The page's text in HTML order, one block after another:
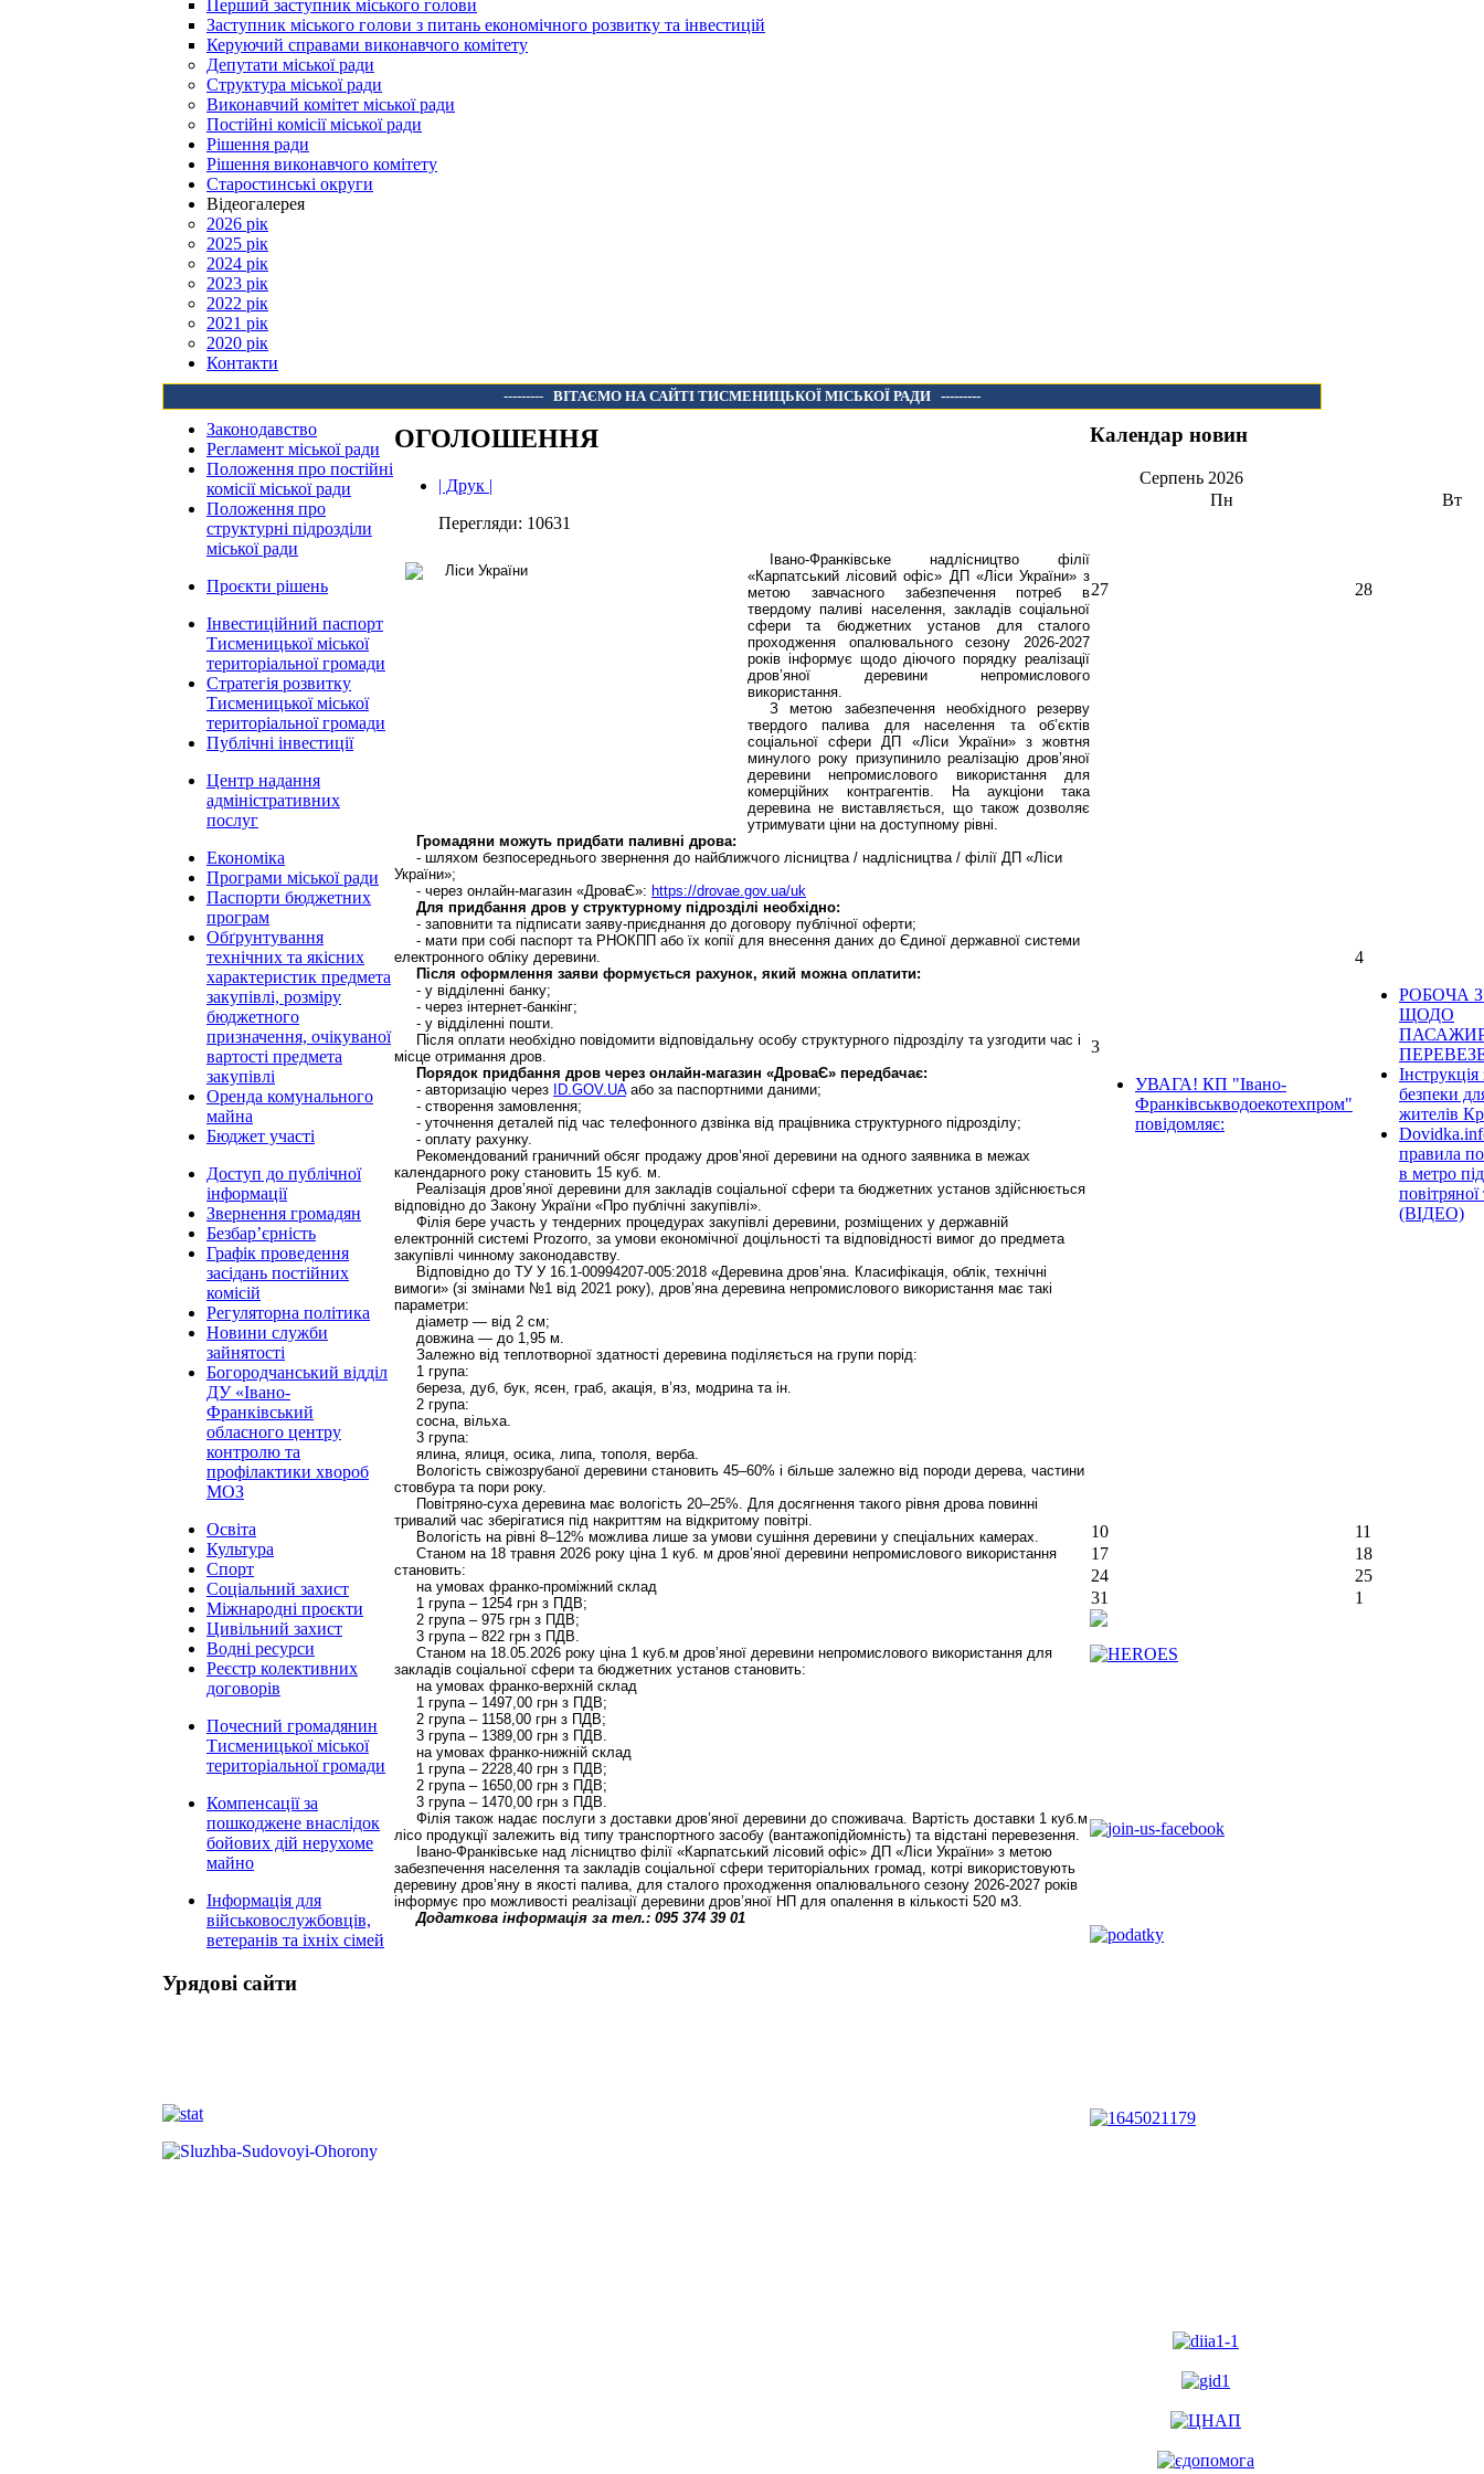
Перший заступник міського голови
Заступник міського голови з питань економічного розвитку та інвестицій
Керуючий справами виконавчого комітету
Депутати міської ради
Структура міської ради
Виконавчий комітет міської ради
Постійні комісії міської ради
Рішення ради
Рішення виконавчого комітету
Старостинські округи
Відеогалерея
2026 рік
2025 рік
2024 рік
2023 рік
2022 рік
2021 рік
2020 рік
Контакти
--------- ВІТАЄМО НА САЙТІ ТИСМЕНИЦЬКОЇ МІСЬКОЇ РАДИ ---------
Законодавство
Регламент міської ради
Положення про постійні
комісії міської ради
Положення про
структурні підрозділи
міської ради
Проєкти рішень
Інвестиційний паспорт
Тисменицької міської
територіальної громади
Стратегія розвитку
Тисменицької міської
територіальної громади
Публічні інвестиції
Центр надання
адміністративних
послуг
Економіка
Програми міської ради
Паспорти бюджетних
програм
Обґрунтування
технічних та якісних
характеристик предмета
закупівлі, розміру
бюджетного
призначення, очікуваної
вартості предмета
закупівлі
Оренда комунального
майна
Бюджет участі
Доступ до публічної
інформації
Звернення громадян
Безбар’єрність
Графік проведення
засідань постійних
комісій
Регуляторна політика
Новини служби
зайнятості
Богородчанський відділ
ДУ «Івано-
Франківський
обласного центру
контролю та
профілактики хвороб
МОЗ
Освіта
Культура
Спорт
Соціальний захист
Міжнародні проєкти
Цивільний захист
Водні ресурси
Реєстр колективних
договорів
Почесний громадянин
Тисменицької міської
територіальної громади
Компенсації за
пошкоджене внаслідок
бойових дій нерухоме
майно
Інформація для
військовослужбовців,
ветеранів та іхніх сімей
Урядові сайти
ОГОЛОШЕННЯ
| Друк |
Перегляди: 10631
Івано-Франківське надлісництво філії
«Карпатський лісовий офіс» ДП «Ліси України» з
метою завчасного забезпечення потреб в
твердому паливі населення, закладів соціальної
сфери та бюджетних установ для сталого
проходження опалювального сезону 2026-2027
років інформує щодо діючого порядку реалізації
дров’яної деревини непромислового
використання.
З метою забезпечення необхідного резерву
твердого палива для населення та об’єктів
соціальної сфери ДП «Ліси України» з жовтня
минулого року призупинило реалізацію дров’яної
деревини непромислового використання для
комерційних контрагентів. На аукціони така
деревина не виставляється, що також дозволяє
утримувати ціни на доступному рівні.
Громадяни можуть придбати паливні дрова:
- шляхом безпосереднього звернення до найближчого лісництва / надлісництва / філії ДП «Ліси
України»;
- через онлайн-магазин «ДроваЄ»: https://drovae.gov.ua/uk
Для придбання дров у структурному підрозділі необхідно:
- заповнити та підписати заяву-приєднання до договору публічної оферти;
- мати при собі паспорт та РНОКПП або їх копії для внесення даних до Єдиної державної системи
електронного обліку деревини.
Після оформлення заяви формується рахунок, який можна оплатити:
- у відділенні банку;
- через інтернет-банкінг;
- у відділенні пошти.
Після оплати необхідно повідомити відповідальну особу структурного підрозділу та узгодити час і
місце отримання дров.
Порядок придбання дров через онлайн-магазин «ДроваЄ» передбачає:
- авторизацію через
ID.GOV.UAабо за паспортними даними;
- створення замовлення;
- уточнення деталей під час телефонного дзвінка від працівника структурного підрозділу;
- оплату рахунку.
Рекомендований граничний обсяг продажу дров’яної деревини на одного заявника в межах
календарного року становить 15 куб. м.
Реалізація дров’яної деревини для закладів соціальної сфери та бюджетних установ здійснюється
відповідно до Закону України «Про публічні закупівлі».
Філія бере участь у тендерних процедурах закупівлі деревини, розміщених у державній
електронній системі Prozorro, за умови економічної доцільності та відповідності вимог до предмета
закупівлі чинному законодавству.
Відповідно до ТУ У 16.1-00994207-005:2018 «Деревина дров’яна. Класифікація, облік, технічні
вимоги» (зі змінами №1 від 2021 року), дров’яна деревина непромислового використання має такі
параметри:
діаметр — від 2 см;
довжина — до 1,95 м.
Залежно від теплотворної здатності деревина поділяється на групи порід:
1 група:
береза, дуб, бук, ясен, граб, акація, в’яз, модрина та ін.
2 група:
сосна, вільха.
3 група:
ялина, ялиця, осика, липа, тополя, верба.
Вологість свіжозрубаної деревини становить 45–60% і більше залежно від породи дерева, частини
стовбура та пори року.
Повітряно-суха деревина має вологість 20–25%. Для досягнення такого рівня дрова повинні
тривалий час зберігатися під накриттям на відкритому повітрі.
Вологість на рівні 8–12% можлива лише за умови сушіння деревини у спеціальних камерах.
Станом на 18 травня 2026 року ціна 1 куб. м дров’яної деревини непромислового використання
становить:
на умовах франко-проміжний склад
1 група – 1254 грн з ПДВ;
2 група – 975 грн з ПДВ;
3 група – 822 грн з ПДВ.
Станом на 18.05.2026 року ціна 1 куб.м дров’яної деревини непромислового використання для
закладів соціальної сфери та бюджетних установ становить:
на умовах франко-верхній склад
1 група – 1497,00 грн з ПДВ;
2 група – 1158,00 грн з ПДВ;
3 група – 1389,00 грн з ПДВ.
на умовах франко-нижній склад
1 група – 2228,40 грн з ПДВ;
2 група – 1650,00 грн з ПДВ;
3 група – 1470,00 грн з ПДВ.
Філія також надає послуги з доставки дров’яної деревини до споживача. Вартість доставки 1 куб.м
лісо продукції залежить від типу транспортного засобу (вантажопідйомність) та відстані перевезення.
Івано-Франківське над лісництво філії «Карпатський лісовий офіс» ДП «Ліси України» з метою
забезпечення населення та закладів соціальної сфери територіальних громад, котрі використовують
деревину дров’яну в якості палива, для сталого проходження опалювального сезону 2026-2027 років
інформує про можливості реалізації деревини дров’яної НП для опалення в кількості 520 м3.
Додаткова інформація за тел.: 095 374 39 01
Календар новин
Серпень 2026
Пн
Вт
27 28
3
УВАГА! КП "Івано-
Франківськводоекотехпром"
повідомляє:
4
РОБОЧА
ЩОДО
Інструкція
безпеки
жителів
правила
в метро
(ВІДЕО)
10
11
17
18
24
25
31
1